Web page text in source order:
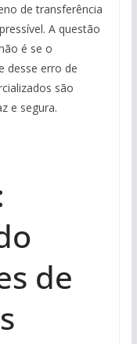
de transferência
A questão
é se o
desse erro de
são
e segura.
de